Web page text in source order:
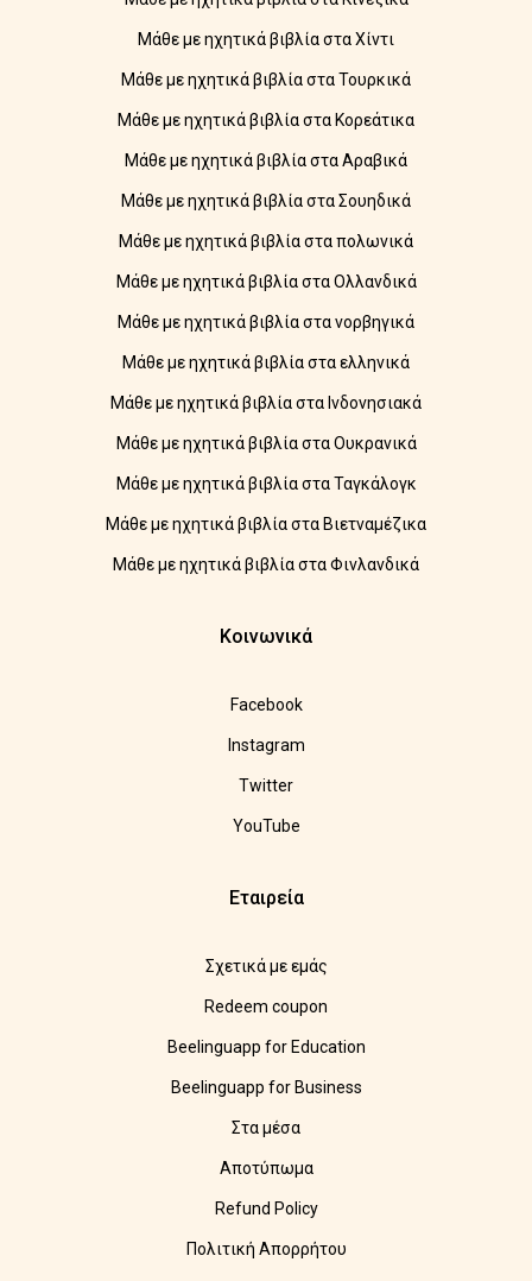
Μάθε με ηχητικά βιβλία στα Χίντι
Μάθε με ηχητικά βιβλία στα Τουρκικά
Μάθε με ηχητικά βιβλία στα Κορεάτικα
Μάθε με ηχητικά βιβλία στα Αραβικά
Μάθε με ηχητικά βιβλία στα Σουηδικά
Μάθε με ηχητικά βιβλία στα πολωνικά
Μάθε με ηχητικά βιβλία στα Ολλανδικά
Μάθε με ηχητικά βιβλία στα νορβηγικά
Μάθε με ηχητικά βιβλία στα ελληνικά
Μάθε με ηχητικά βιβλία στα Ινδονησιακά
Μάθε με ηχητικά βιβλία στα Ουκρανικά
Μάθε με ηχητικά βιβλία στα Ταγκάλογκ
Μάθε με ηχητικά βιβλία στα Βιετναμέζικα
Μάθε με ηχητικά βιβλία στα Φινλανδικά
Κοινωνικά
Facebook
Instagram
Twitter
YouTube
Εταιρεία
Σχετικά με εμάς
Redeem coupon
Beelinguapp for Education
Beelinguapp for Business
Στα μέσα
Αποτύπωμα
Refund Policy
Πολιτική Απορρήτου